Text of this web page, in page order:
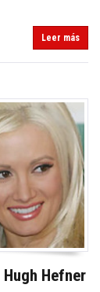
Leer más
Hefner